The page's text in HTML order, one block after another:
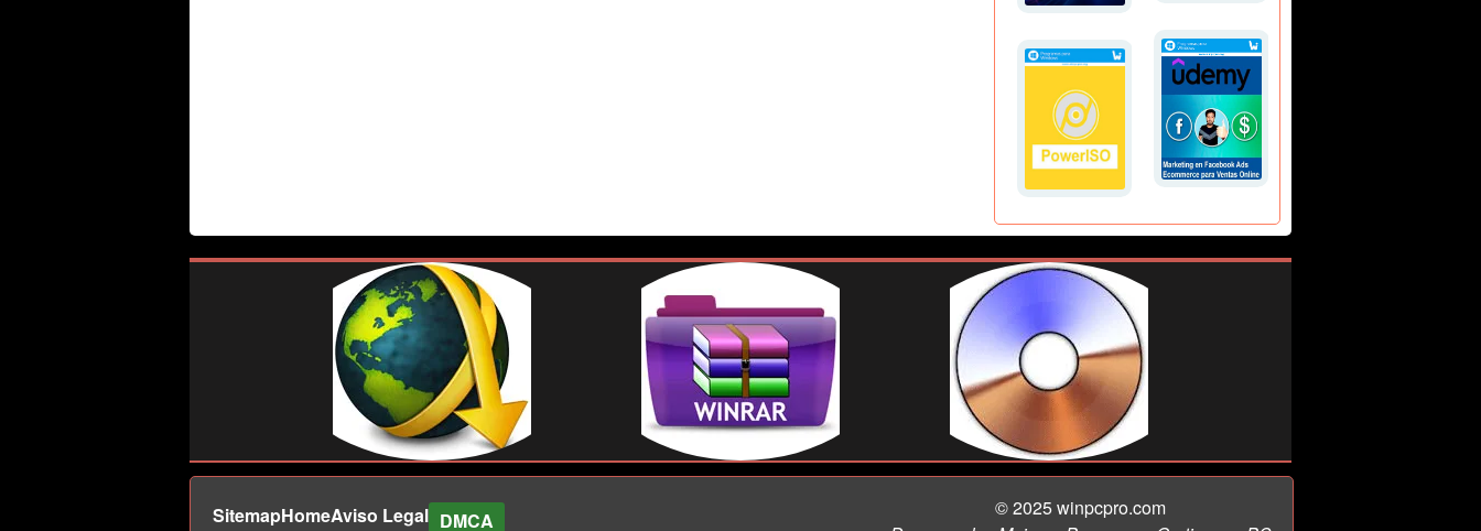
SitemapHomeAviso Legal DMCA
© 2025 winpcpro.com